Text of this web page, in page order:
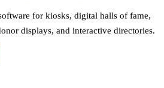
for kiosks, digital halls of fame,
displays, and interactive directories.